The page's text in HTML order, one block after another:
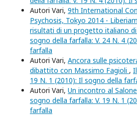
Autori Vari, 9th International
Psychosis, Tokyo 2014 -
risultati di un progetto italiano
sogno della farfalla: V. 24 N. 4
farfalla
Autori Vari, Ancora sulle
dibattito con Massimo Fagioli ,
19 N. 1 (2010): Il sogno della
Autori Vari, Un incontro al
sogno della farfalla: V. 19 N. 1
farfalla